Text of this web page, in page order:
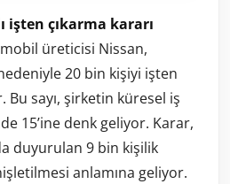
işten çıkarma kararı
üreticisi Nissan,
20 bin kişiyi işten
Bu sayı, şirketin küresel iş
15’ine denk geliyor. Karar,
duyurulan 9 bin kişilik
anlamına geliyor.